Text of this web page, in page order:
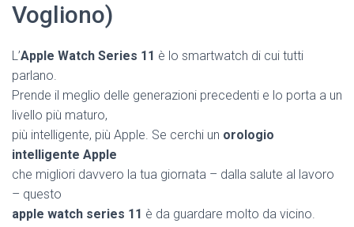
Vogliono)
L’Apple Watch Series 11 è lo smartwatch di cui tutti
parlano.
Prende il meglio delle generazioni precedenti e lo porta a un
livello più maturo,
più intelligente, più Apple. Se cerchi un orologio
intelligente Apple
che migliori davvero la tua giornata – dalla salute al lavoro
– questo
apple watch series 11 è da guardare molto da vicino.